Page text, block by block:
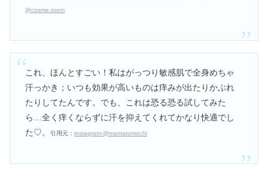
@cosme.room
これ、ほんとすごい！私はがっつり敏感肌で全身めちゃ
汗っかき；いつも効果が高いものは痒みが出たりかぶれ
たりしてたんです。でも、これは恐る恐る試してみた
ら…全く痒くならずに汗を抑えてくれてかなり快適でし
た♡。
引用元：instagram-@mamatomochi